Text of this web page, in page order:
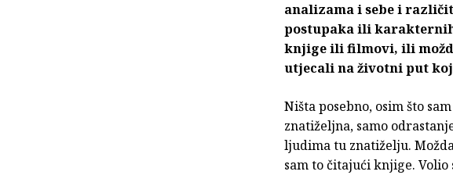
analizama i sebe i
postupaka ili
knjige ili filmovi, ili
utjecali na životni put
Ništa posebno, osim što
znatiželjna, samo
ljudima tu znatiželju.
sam to čitajući knjige.